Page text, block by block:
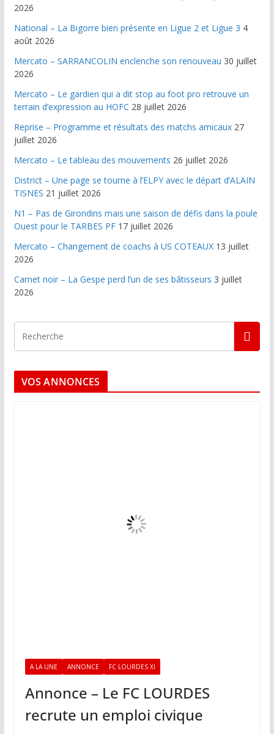
2026
National – La Bigorre bien présente en Ligue 2 et Ligue 3 4
août 2026
Mercato – SARRANCOLIN enclenche son renouveau 30 juillet
2026
Mercato – Le gardien qui a dit stop au foot pro retrouve un
terrain d’expression au HOFC 28 juillet 2026
Reprise – Programme et résultats des matchs amicaux 27
juillet 2026
Mercato – Le tableau des mouvements 26 juillet 2026
District – Une page se tourne à l’ELPY avec le départ d’ALAIN
TISNES 21 juillet 2026
N1 – Pas de Girondins mais une saison de défis dans la poule
Ouest pour le TARBES PF 17 juillet 2026
Mercato – Changement de coachs à US COTEAUX 13 juillet
2026
Carnet noir – La Gespe perd l’un de ses bâtisseurs 3 juillet
2026
VOS ANNONCES
A LA UNE ANNONCE FC LOURDES XI
Annonce – Le FC LOURDES
recrute un emploi civique